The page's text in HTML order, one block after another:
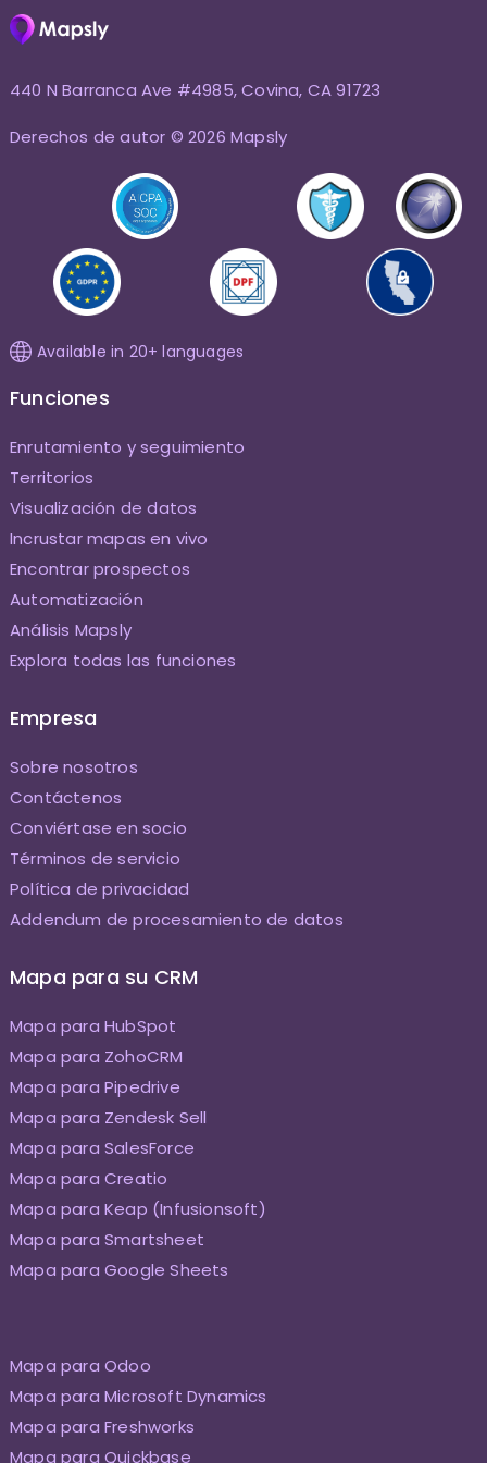
440 N Barranca Ave #4985, Covina, CA 91723
Derechos de autor © 2026 Mapsly
Available in 20+ languages
Funciones
Enrutamiento y seguimiento
Territorios
Visualización de datos
Incrustar mapas en vivo
Encontrar prospectos
Automatización
Análisis Mapsly
Explora todas las funciones
Empresa
Sobre nosotros
Contáctenos
Conviértase en socio
Términos de servicio
Política de privacidad
Addendum de procesamiento de datos
Mapa para su CRM
Mapa para HubSpot
Mapa para ZohoCRM
Mapa para Pipedrive
Mapa para Zendesk Sell
Mapa para SalesForce
Mapa para Creatio
Mapa para Keap (Infusionsoft)
Mapa para Smartsheet
Mapa para Google Sheets
Mapa para Odoo
Mapa para Microsoft Dynamics
Mapa para Freshworks
Mapa para Quickbase